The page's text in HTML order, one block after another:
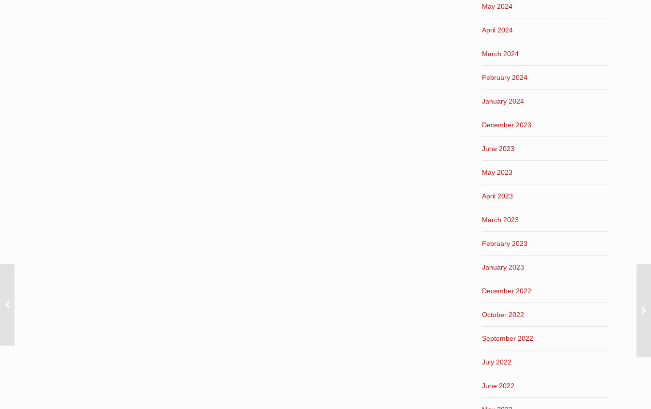
May 2024
April 2024
March 2024
February 2024
January 2024
December 2023
June 2023
May 2023
April 2023
March 2023
February 2023
January 2023
December 2022
October 2022
September 2022
July 2022
June 2022